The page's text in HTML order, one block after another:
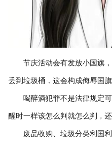
节庆活动会有发放小国旗，
丢到垃圾桶，这会构成侮辱国
喝醉酒犯罪不是法律规定可
醒时一样该怎么判就怎么判，还
废品收购、垃圾分类利国利